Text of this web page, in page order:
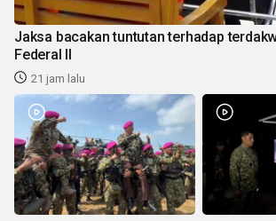
Jaksa bacakan tuntutan terhadap
Federal II
21 jam lalu